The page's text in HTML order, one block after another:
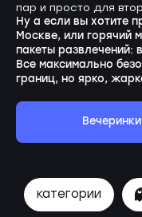
пар и просто для
Ну а если вы хотите
Москве, или горячий
пакеты развлечений:
Все максимально
границ, но ярко,
категории